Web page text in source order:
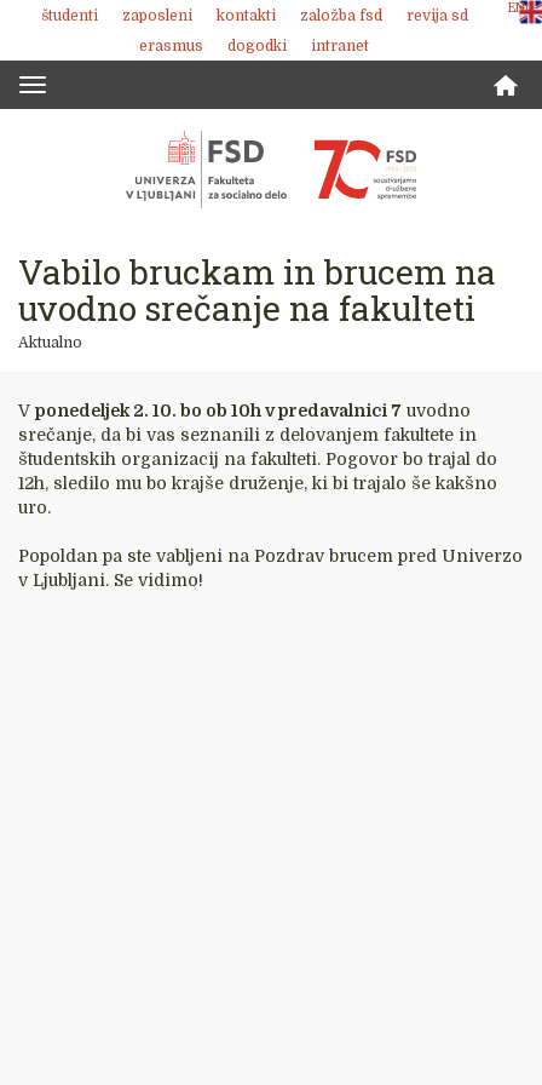
Skoči
vsebino
ENG
študenti zaposleni kontakti založba fsd
revija sd
erasmus
dogodki intranet
Vabilo bruckam in brucem na
uvodno srečanje na fakulteti
Aktualno
V ponedeljek 2. 10. bo ob 10h v predavalnici 7 uvodno
srečanje, da bi vas seznanili z delovanjem fakultete in
študentskih organizacij na fakulteti. Pogovor bo trajal do
12h, sledilo mu bo krajše druženje, ki bi trajalo še kakšno
uro.
Popoldan pa ste vabljeni na Pozdrav brucem pred Univerzo
v Ljubljani. Se vidimo!